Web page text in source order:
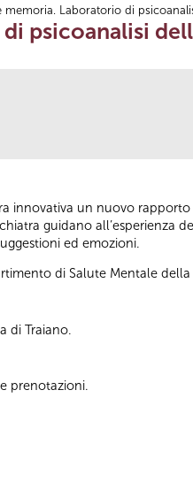
memoria. Laboratorio di
psicoanalisi
innovativa un nuovo
guidano all’esperienza
ed emozioni.
di Salute Mentale della
di Traiano.
prenotazioni.